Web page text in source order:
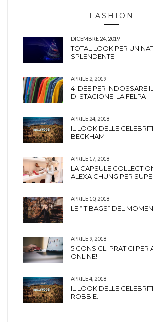
FASHION
DICEMBRE 24, 2019
TOTAL LOOK PER UN
SPLENDENTE
APRILE 2, 2019
4 IDEE PER INDOSSARE
DI STAGIONE: LA FELPA
APRILE 24, 2018
IL LOOK DELLE
BECKHAM
APRILE 17, 2018
LA CAPSULE
ALEXA CHUNG PER
APRILE 10, 2018
LE “IT BAGS” DEL
APRILE 9, 2018
5 CONSIGLI PRATICI PER
ONLINE!
APRILE 4, 2018
IL LOOK DELLE
ROBBIE.